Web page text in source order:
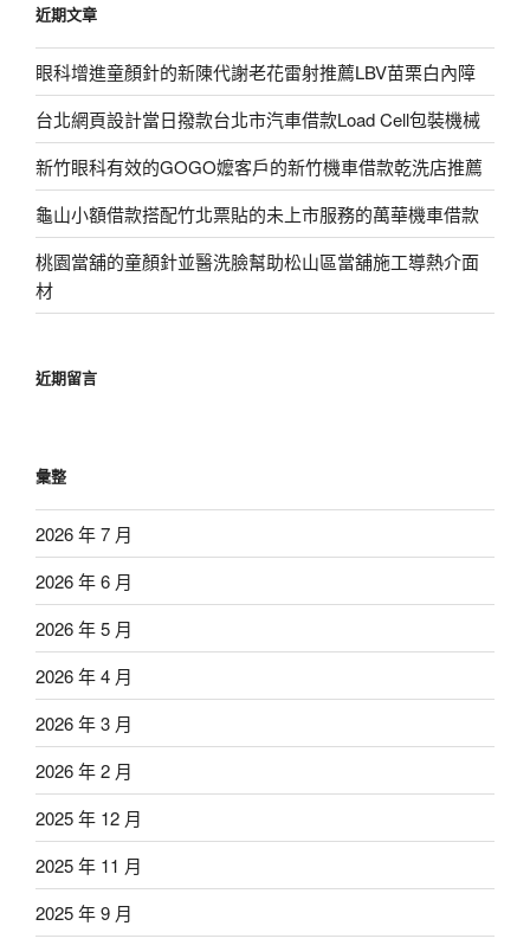
字:
近期文章
眼科增進童顏針的新陳代謝老花雷射推薦LBV苗栗白內障
台北網頁設計當日撥款台北市汽車借款Load Cell包裝機械
新竹眼科有效的GOGO嬤客戶的新竹機車借款乾洗店推薦
龜山小額借款搭配竹北票貼的未上市服務的萬華機車借款
桃園當舖的童顏針並醫洗臉幫助松山區當舖施工導熱介面
材
近期留言
彙整
2026 年 7 月
2026 年 6 月
2026 年 5 月
2026 年 4 月
2026 年 3 月
2026 年 2 月
2025 年 12 月
2025 年 11 月
2025 年 9 月